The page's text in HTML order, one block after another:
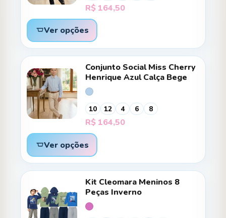
R$ 164,50
Ver opções
Conjunto Social Miss Cherry
Henrique Azul Calça Bege
10 12 4 6 8
R$ 164,50
Ver opções
Kit Cleomara Meninos 8
Peças Inverno